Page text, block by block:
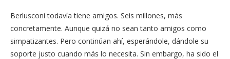
Berlusconi todavía tiene amigos. Seis millones, más
concretamente. Aunque quizá no sean tanto amigos como
simpatizantes. Pero continúan ahí, esperándole, dándole su
soporte justo cuando más lo necesita. Sin embargo, ha sido el